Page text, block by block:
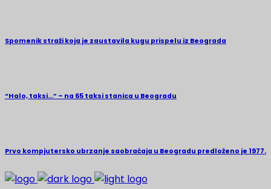
Spomenik straži koja je zaustavila kugu prispelu iz Beograda
“Halo, taksi…” – na 65 taksi stanica u Beogradu
Prvo kompjutersko ubrzanje saobraćaja u Beogradu predloženo je 1977.